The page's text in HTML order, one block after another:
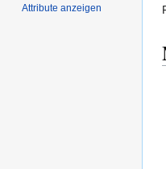
Attribute anzeigen